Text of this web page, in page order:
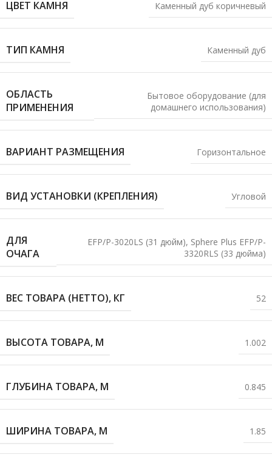
ЦВЕТ КАМНЯ Каменный дуб коричневый
ТИП КАМНЯ Каменный дуб
ОБЛАСТЬ
ПРИМЕНЕНИЯ
Бытовое оборудование (для
домашнего использования)
ВАРИАНТ РАЗМЕЩЕНИЯ Горизонтальное
ВИД УСТАНОВКИ (КРЕПЛЕНИЯ) Угловой
ДЛЯ
ОЧАГА
EFP/P-3020LS (31 дюйм), Sphere Plus EFP/P-
3320RLS (33 дюйма)
ВЕС ТОВАРА (НЕТТО), КГ 52
ВЫСОТА ТОВАРА, М 1.002
ГЛУБИНА ТОВАРА, М 0.845
ШИРИНА ТОВАРА, М 1.85